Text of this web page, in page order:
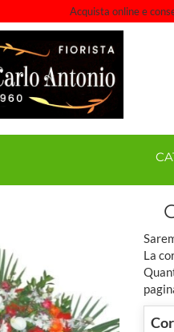
Acquista online e
La